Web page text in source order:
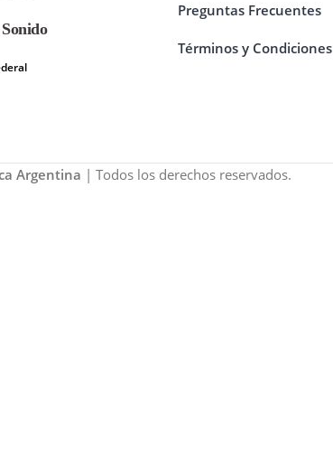
Preguntas Frecuentes
Términos y Condiciones
Argentina | Todos los derechos reservados.